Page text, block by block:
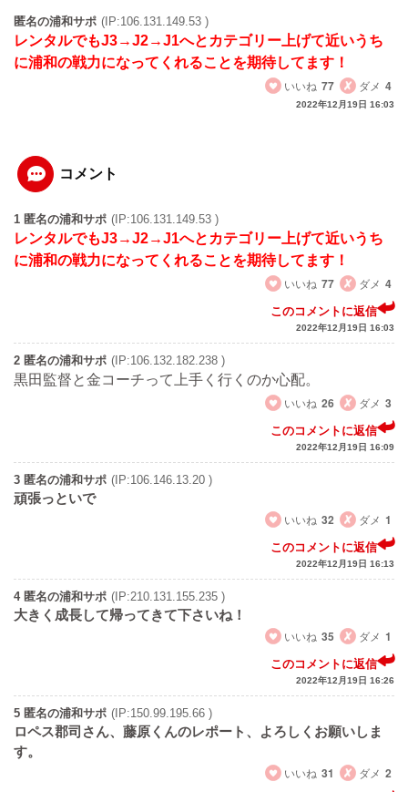
匿名の浦和サポ (IP:106.131.149.53 )
レンタルでもJ3→J2→J1へとカテゴリー上げて近いうち
に浦和の戦力になってくれることを期待してます！
いいね 77 ダメ 4
2022年12月19日 16:03
コメント
1 匿名の浦和サポ (IP:106.131.149.53 )
レンタルでもJ3→J2→J1へとカテゴリー上げて近いうち
に浦和の戦力になってくれることを期待してます！
いいね 77 ダメ 4
このコメントに返信
2022年12月19日 16:03
2 匿名の浦和サポ (IP:106.132.182.238 )
黒田監督と金コーチって上手く行くのか心配。
いいね 26 ダメ 3
このコメントに返信
2022年12月19日 16:09
3 匿名の浦和サポ (IP:106.146.13.20 )
頑張っといで
いいね 32 ダメ 1
このコメントに返信
2022年12月19日 16:13
4 匿名の浦和サポ (IP:210.131.155.235 )
大きく成長して帰ってきて下さいね！
いいね 35 ダメ 1
このコメントに返信
2022年12月19日 16:26
5 匿名の浦和サポ (IP:150.99.195.66 )
ロペス郡司さん、藤原くんのレポート、よろしくお願いしま
す。
いいね 31 ダメ 2